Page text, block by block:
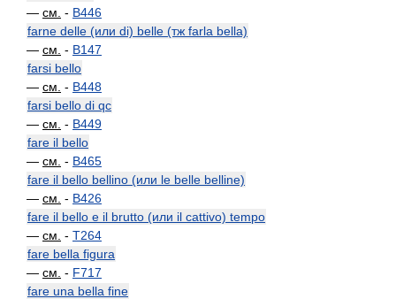
— см. - B446
farne delle (или di) belle (тж farla bella)
— см. - B147
farsi bello
— см. - B448
farsi bello di qc
— см. - B449
fare il bello
— см. - B465
fare il bello bellino (или le belle belline)
— см. - B426
fare il bello e il brutto (или il cattivo) tempo
— см. - T264
fare bella figura
— см. - F717
fare una bella fine